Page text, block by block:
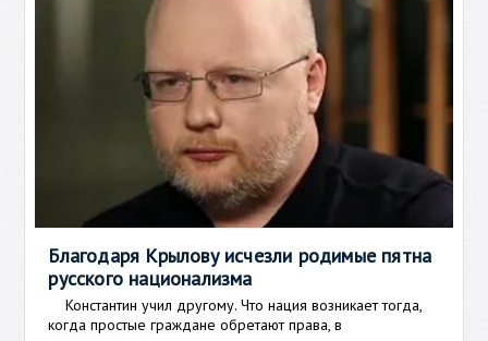
Благодаря Крылову исчезли родимые пятна
русского национализма
Константин учил другому. Что нация возникает тогда,
когда простые граждане обретают права, в